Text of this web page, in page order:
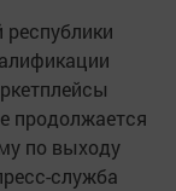
продолжается
по выходу
служба